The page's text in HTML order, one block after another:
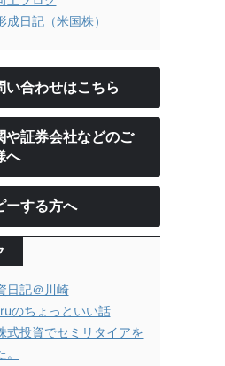
日記（米国株）
い合わせはこちら
や証券会社などのご
へ
ーする方へ
日記＠川崎
のちょっといい話
式投資でセミリタイアを